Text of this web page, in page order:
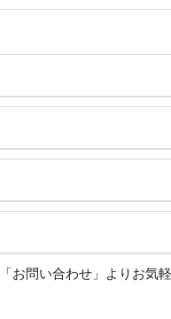
お問い合わせ」よりお気